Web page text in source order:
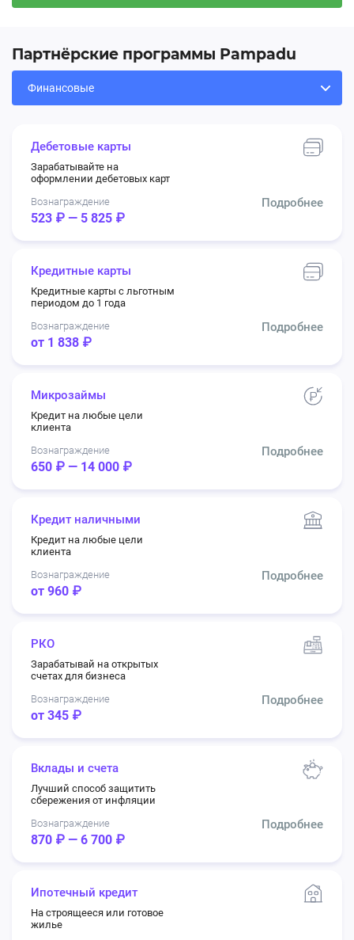
Партнёрские программы Pampadu
Дебетовые карты
Зарабатывайте на
оформлении дебетовых карт
Вознаграждение
523 ₽ — 5 825 ₽
Подробнее
Кредитные карты
Кредитные карты с льготным
периодом до 1 года
Вознаграждение
от 1 838 ₽
Подробнее
Микрозаймы
Кредит на любые цели
клиента
Вознаграждение
650 ₽ — 14 000 ₽
Подробнее
Кредит наличными
Кредит на любые цели
клиента
Вознаграждение
от 960 ₽
Подробнее
РКО
Зарабатывай на открытых
счетах для бизнеса
Вознаграждение
от 345 ₽
Подробнее
Вклады и счета
Лучший способ защитить
сбережения от инфляции
Вознаграждение
870 ₽ — 6 700 ₽
Подробнее
Ипотечный кредит
На строящееся или готовое
жилье